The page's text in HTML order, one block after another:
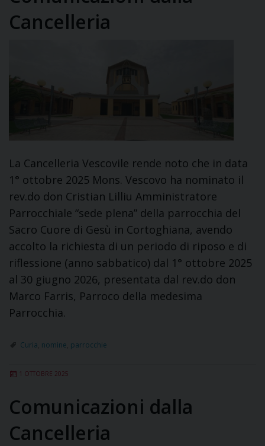
Cancelleria
La Cancelleria Vescovile rende noto che in data
1° ottobre 2025 Mons. Vescovo ha nominato il
rev.do don Cristian Lilliu Amministratore
Parrocchiale “sede plena” della parrocchia del
Sacro Cuore di Gesù in Cortoghiana, avendo
accolto la richiesta di un periodo di riposo e di
riflessione (anno sabbatico) dal 1° ottobre 2025
al 30 giugno 2026, presentata dal rev.do don
Marco Farris, Parroco della medesima
Parrocchia.
Curia nomine parrocchie
1 OTTOBRE 2025
Comunicazioni dalla
Cancelleria